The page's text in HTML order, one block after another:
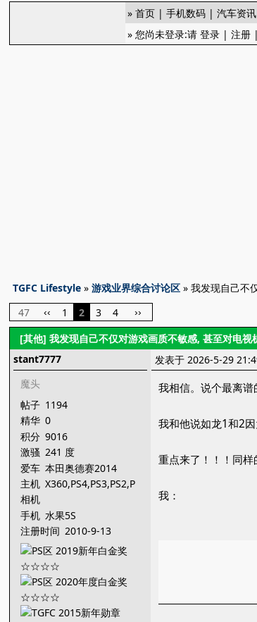
»首页 |手机数码 |汽车资讯
» 您尚未登录:请登录 |注册
TGFC Lifestyle »游戏业界综合讨论区 » 我发现自己不
47
‹‹ 1 2 3 4 ››
[其他] 我发现自己不仅对游戏画质不敏感, 甚至对电视
stant7777
魔头
帖子 1194
精华 0
积分 9016
激骚 241 度
爱车 本田奥德赛2014
主机 X360,PS4,PS3,PS2,P
相机
手机 水果5S
注册时间 2010-9-13
发表于 2026-5-29
我相信。说个最离谱
我和他说如龙1和2
重点来了！！！同
我：